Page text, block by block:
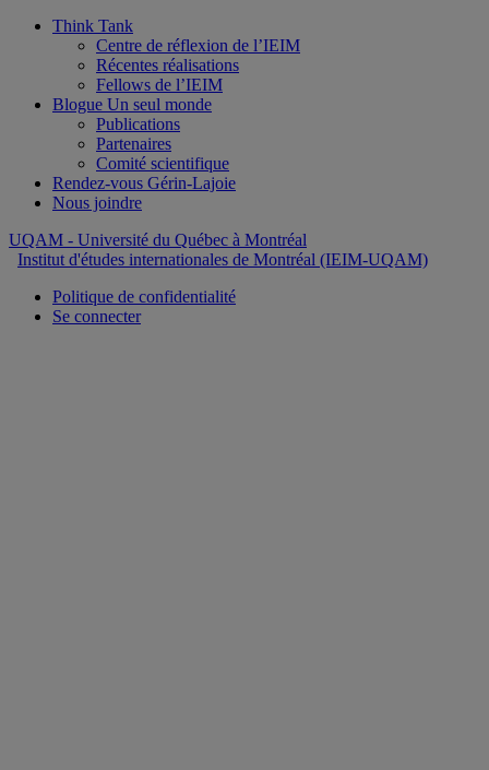
Think Tank
Centre de réflexion de l’IEIM
Récentes réalisations
Fellows de l’IEIM
Blogue Un seul monde
Publications
Partenaires
Comité scientifique
Rendez-vous Gérin-Lajoie
Nous joindre
UQAM - Université du Québec à Montréal
Institut d'études internationales de Montréal (IEIM-UQAM)
Politique de confidentialité
Se connecter